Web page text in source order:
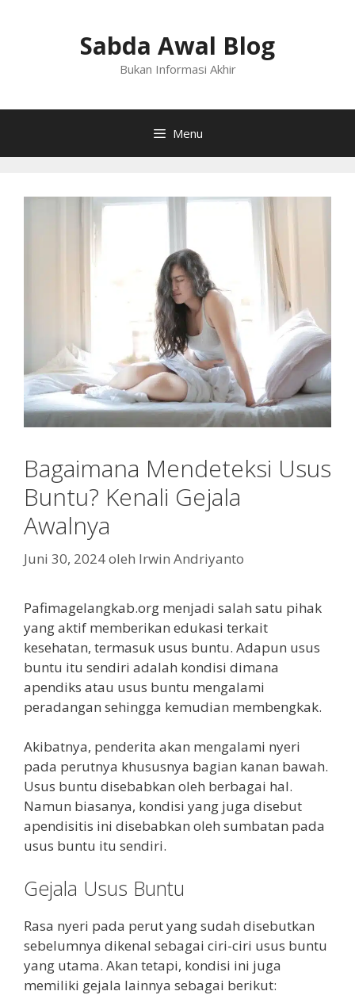
Sabda Awal Blog
Bukan Informasi Akhir
Menu
Bagaimana Mendeteksi Usus
Buntu? Kenali Gejala
Awalnya
Juni 30, 2024oleh Irwin Andriyanto
Pafimagelangkab.org menjadi salah satu pihak
yang aktif memberikan edukasi terkait
kesehatan, termasuk usus buntu. Adapun usus
buntu itu sendiri adalah kondisi dimana
apendiks atau usus buntu mengalami
peradangan sehingga kemudian membengkak.
Akibatnya, penderita akan mengalami nyeri
pada perutnya khususnya bagian kanan bawah.
Usus buntu disebabkan oleh berbagai hal.
Namun biasanya, kondisi yang juga disebut
apendisitis ini disebabkan oleh sumbatan pada
usus buntu itu sendiri.
Gejala Usus Buntu
Rasa nyeri pada perut yang sudah disebutkan
sebelumnya dikenal sebagai ciri-ciri usus buntu
yang utama. Akan tetapi, kondisi ini juga
memiliki gejala lainnya sebagai berikut: